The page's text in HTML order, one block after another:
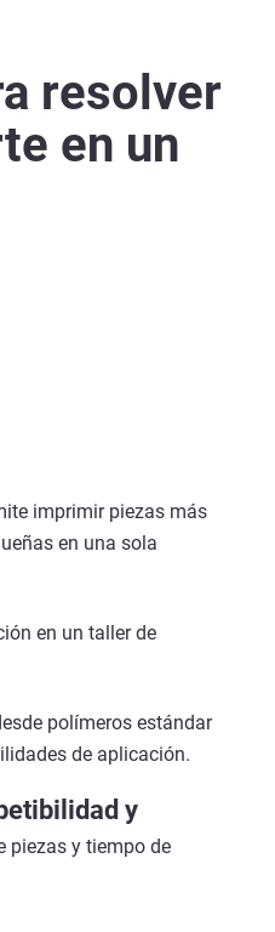
resolver
en un
imprimir piezas más
en una sola
en un taller de
polímeros estándar
de aplicación.
y
piezas y tiempo de